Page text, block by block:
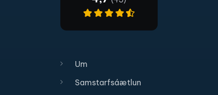
Um
Samstarfsáætlun